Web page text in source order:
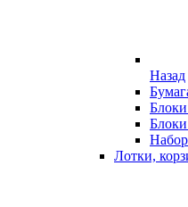
Назад
Блоки
Лотки,